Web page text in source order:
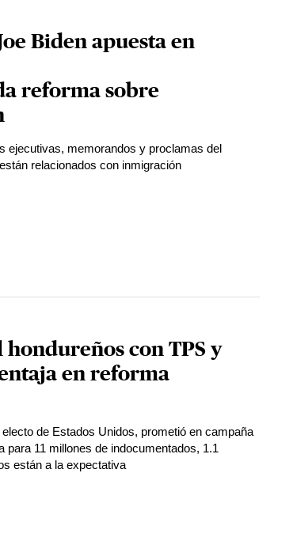
Biden apuesta en
reforma sobre
ejecutivas, memorandos y proclamas del
relacionados con inmigración
con TPS y
en reforma
de Estados Unidos, prometió en campaña
para 11 millones de indocumentados, 1.1
están a la expectativa